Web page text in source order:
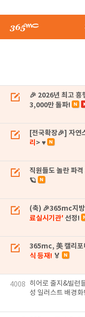
🎉 2026년 최고 흥
3,000만 돌파!
[전국확장🎉] 자연
리 > ♥
직원들도 놀란 파격
🪐
(축) 🎉365mc지
료실시기관' 선정!
365mc, 美 캘리포
식 등재! 🏅
4008
히어로 줄지&빌런
성 일러스트 배경